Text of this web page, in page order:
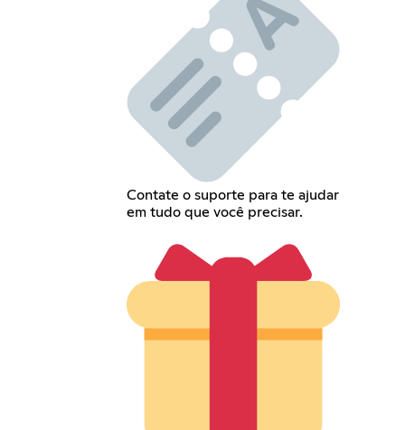
Contate o suporte para te ajudar
em tudo que você precisar.